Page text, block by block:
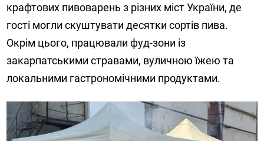
крафтових пивоварень з різних міст України, де
гості могли скуштувати десятки сортів пива.
Окрім цього, працювали фуд-зони із
закарпатськими стравами, вуличною їжею та
локальними гастрономічними продуктами.